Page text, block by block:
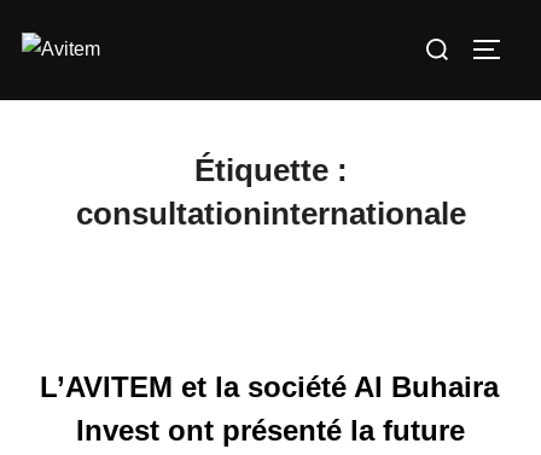
Rechercher :
Étiquette :
consultationinternationale
L’AVITEM et la société Al Buhaira
Invest ont présenté la future